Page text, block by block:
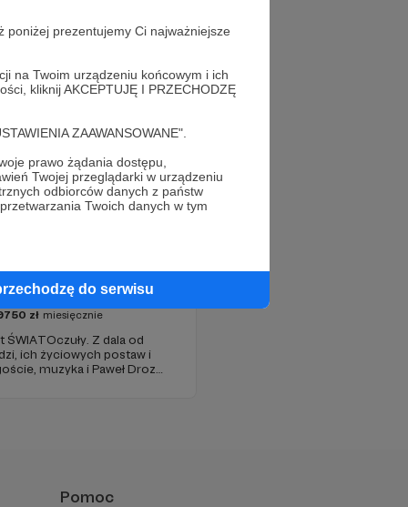
poniżej prezentujemy Ci najważniejsze
na Twoim urządzeniu końcowym i ich
kliknij AKCEPTUJĘ I PRZECHODZĘ
ZAAWANSOWANE".
prawo żądania dostępu,
Twojej przeglądarki w urządzeniu
odbiorców danych z państw
Twoich danych w tym
do serwisu
z lotu Drozda
zł miesięcznie
Z dala od
ich życiowych postaw i
muzyka i Paweł Drozd
Pomoc